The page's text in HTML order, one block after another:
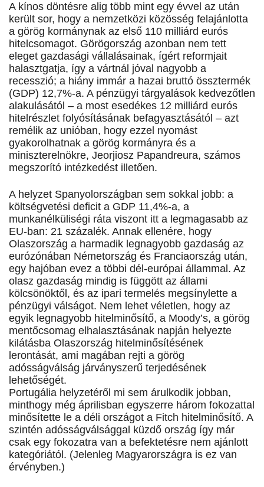
A kínos döntésre alig több mint egy évvel az után
került sor, hogy a nemzetközi közösség felajánlotta
a görög kormánynak az első 110 milliárd eurós
hitelcsomagot. Görögország azonban nem tett
eleget gazdasági vállalásainak, ígért reformjait
halasztgatja, így a vártnál jóval nagyobb a
recesszió; a hiány immár a hazai bruttó össztermék
(GDP) 12,7%-a. A pénzügyi tárgyalások kedvezőtlen
alakulásától – a most esedékes 12 milliárd eurós
hitelrészlet folyósításának befagyasztásától – azt
remélik az unióban, hogy ezzel nyomást
gyakorolhatnak a görög kormányra és a
miniszterelnökre, Jeorjiosz Papandreura, számos
megszorító intézkedést illetően.
A helyzet Spanyolországban sem sokkal jobb: a
költségvetési deficit a GDP 11,4%-a, a
munkanélküliségi ráta viszont itt a legmagasabb az
EU-ban: 21 százalék. Annak ellenére, hogy
Olaszország a harmadik legnagyobb gazdaság az
eurózónában Németország és Franciaország után,
egy hajóban evez a többi dél-európai állammal. Az
olasz gazdaság mindig is függött az állami
kölcsönöktől, és az ipari termelés megsínylette a
pénzügyi válságot. Nem lehet véletlen, hogy az
egyik legnagyobb hitelminősítő, a Moody’s, a görög
mentőcsomag elhalasztásának napján helyezte
kilátásba Olaszország hitelminősítésének
lerontását, ami magában rejti a görög
adósságválság járványszerű terjedésének
lehetőségét.
Portugália helyzetéről mi sem árulkodik jobban,
minthogy még áprilisban egyszerre három fokozattal
minősítette le a déli országot a Fitch hitelminősítő. A
szintén adósságválsággal küzdő ország így már
csak egy fokozatra van a befektetésre nem ajánlott
kategóriától. (Jelenleg Magyarországra is ez van
érvényben.)